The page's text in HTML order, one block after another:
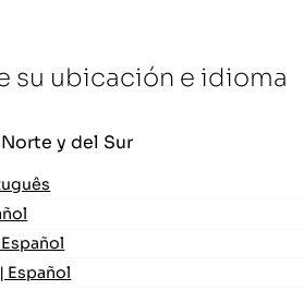
su ubicación e idioma
y del Sur
Español